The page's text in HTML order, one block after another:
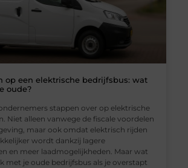
op een elektrische bedrijfsbus: wat
oude?
stappen over op elektrische
Niet alleen vanwege de fiscale voordelen
maar ook omdat elektrisch rijden
wordt dankzij lagere
en meer laadmogelijkheden. Maar wat
met je oude bedrijfsbus als je overstapt